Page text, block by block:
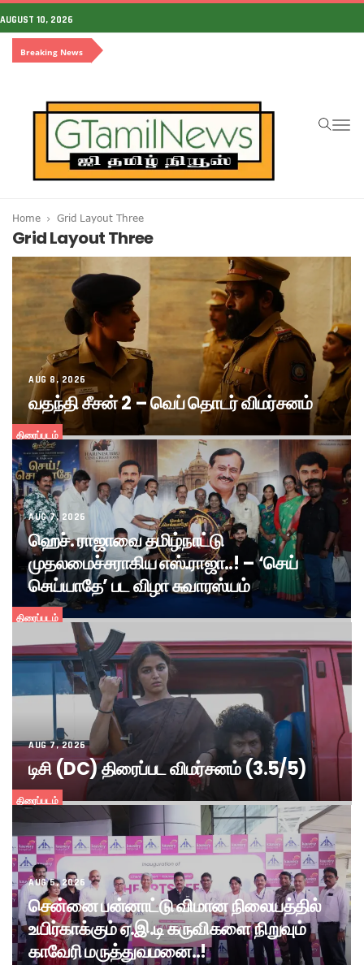
AUGUST 10, 2026
Breaking News
Home Grid Layout Three
Grid Layout Three
திரைப்படம்
AUG 8, 2026
வதந்தி சீசன் 2 – வெப் தொடர் விமர்சனம்
திரைப்படம்
AUG 7, 2026
ஹெச். ராஜாவை தமிழ்நாட்டு
முதலமைச்சராகிய எஸ்.ராஜா..! – ‘செய்
செய்யாதே’ பட விழா சுவாரஸ்யம்
திரைப்படம்
AUG 7, 2026
டிசி (DC) திரைப்பட விமர்சனம் (3.5/5)
AUG 5, 2026
சென்னை பன்னாட்டு விமான நிலையத்தில்
உயிர்காக்கும் ஏ.இ.டி கருவிகளை நிறுவும்
காவேரி மருத்துவமனை..!